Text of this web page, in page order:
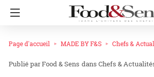
Page d'accueil MADE BY F&S Chefs &
Food & Sens dans Chefs &